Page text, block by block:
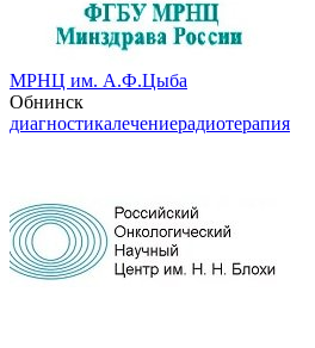
МРНЦ им. А.Ф.Цыба
Обнинск
диагностикалечениерадиотерапия